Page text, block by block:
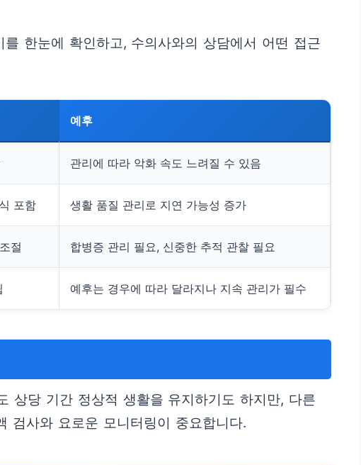
한눈에 확인하고, 수의사와의 상담에서 어떤 접근
예후
관리에 따라 악화 속도 느려질 수 있음
포함 생활 품질 관리로 지연 가능성 증가
절 합병증 관리 필요, 신중한 추적 관찰 필요
예후는 경우에 따라 달라지나 지속 관리가 필수
상당 기간 정상적 생활을 유지하기도 하지만, 다른
검사와 요로운 모니터링이 중요합니다.